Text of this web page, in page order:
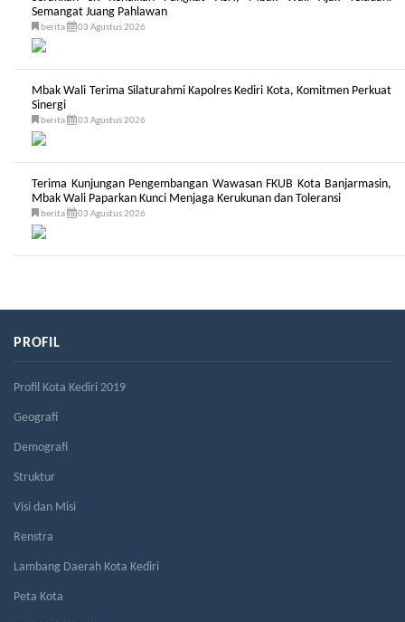
Semangat Juang Pahlawan
berita 03 Agustus 2026
Mbak Wali Terima Silaturahmi Kapolres Kediri Kota, Komitmen Perkuat
Sinergi
berita 03 Agustus 2026
Terima Kunjungan Pengembangan Wawasan FKUB Kota Banjarmasin,
Mbak Wali Paparkan Kunci Menjaga Kerukunan dan Toleransi
berita 03 Agustus 2026
PROFIL
Profil Kota Kediri 2019
Geografi
Demografi
Struktur
Visi dan Misi
Renstra
Lambang Daerah Kota Kediri
Peta Kota